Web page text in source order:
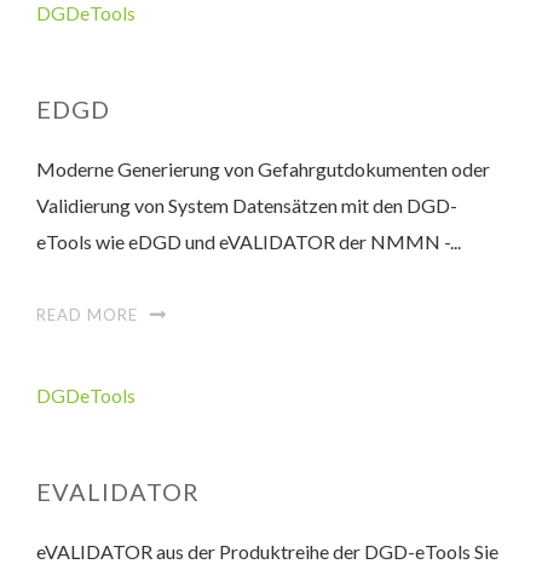
DGDeTools
EDGD
Moderne Generierung von Gefahrgutdokumenten oder
Validierung von System Datensätzen mit den DGD-
eTools wie eDGD und eVALIDATOR der NMMN -...
READ MORE
DGDeTools
EVALIDATOR
eVALIDATOR aus der Produktreihe der DGD-eTools Sie